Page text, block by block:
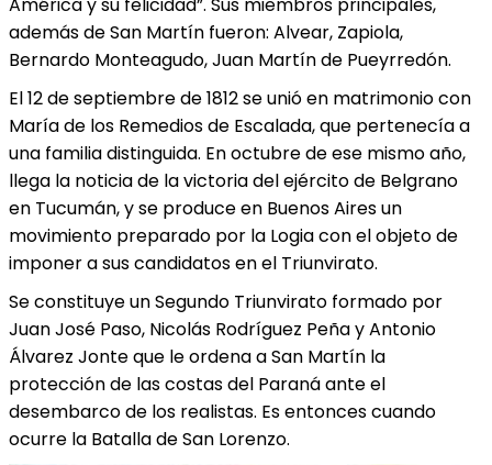
además de San Martín fueron: Alvear, Zapiola,
Bernardo Monteagudo, Juan Martín de Pueyrredón.
El 12 de septiembre de 1812 se unió en matrimonio con
María de los Remedios de Escalada, que pertenecía a
una familia distinguida. En octubre de ese mismo año,
llega la noticia de la victoria del ejército de Belgrano
en Tucumán, y se produce en Buenos Aires un
movimiento preparado por la Logia con el objeto de
imponer a sus candidatos en el Triunvirato.
Se constituye un Segundo Triunvirato formado por
Juan José Paso, Nicolás Rodríguez Peña y Antonio
Álvarez Jonte que le ordena a San Martín la
protección de las costas del Paraná ante el
desembarco de los realistas. Es entonces cuando
ocurre la Batalla de San Lorenzo.